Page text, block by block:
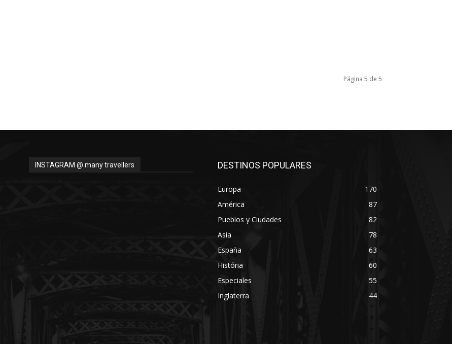
Página 5 de 5
INSTAGRAM @ many travellers DESTINOS POPULARES
Europa
170
América
87
Pueblos y Ciudades
82
Asia
78
España
63
História
60
Especiales
55
Inglaterra
44